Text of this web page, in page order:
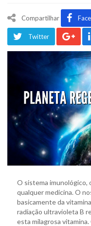
Compartilhar
Twitter
O sistema imunológico,
qualquer medicina. O
basicamente da
radiação ultravioleta B
esta milagrosa